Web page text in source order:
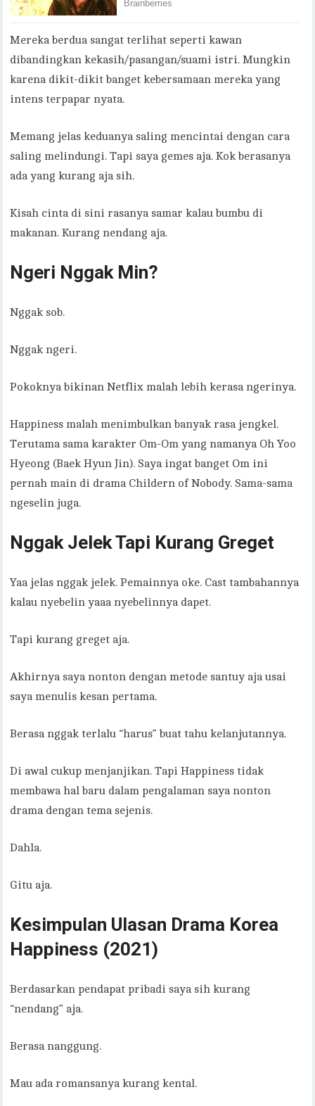
Mereka berdua sangat terlihat seperti kawan
dibandingkan kekasih/pasangan/suami istri. Mungkin
karena dikit-dikit banget kebersamaan mereka yang
intens terpapar nyata.
Memang jelas keduanya saling mencintai dengan cara
saling melindungi. Tapi saya gemes aja. Kok berasanya
ada yang kurang aja sih.
Kisah cinta di sini rasanya samar kalau bumbu di
makanan. Kurang nendang aja.
Ngeri Nggak Min?
Nggak sob.
Nggak ngeri.
Pokoknya bikinan Netflix malah lebih kerasa ngerinya.
Happiness malah menimbulkan banyak rasa jengkel.
Terutama sama karakter Om-Om yang namanya Oh Yoo
Hyeong (Baek Hyun Jin). Saya ingat banget Om ini
pernah main di drama Childern of Nobody. Sama-sama
ngeselin juga.
Nggak Jelek Tapi Kurang Greget
Yaa jelas nggak jelek. Pemainnya oke. Cast tambahannya
kalau nyebelin yaaa nyebelinnya dapet.
Tapi kurang greget aja.
Akhirnya saya nonton dengan metode santuy aja usai
saya menulis kesan pertama.
Berasa nggak terlalu “harus” buat tahu kelanjutannya.
Di awal cukup menjanjikan. Tapi Happiness tidak
membawa hal baru dalam pengalaman saya nonton
drama dengan tema sejenis.
Dahla.
Gitu aja.
Kesimpulan Ulasan Drama Korea
Happiness (2021)
Berdasarkan pendapat pribadi saya sih kurang
“nendang” aja.
Berasa nanggung.
Mau ada romansanya kurang kental.